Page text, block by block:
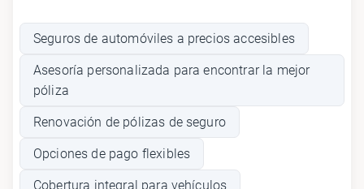
Seguros de automóviles a precios accesibles
Asesoría personalizada para encontrar la mejor
póliza
Renovación de pólizas de seguro
Opciones de pago flexibles
Cobertura integral para vehículos